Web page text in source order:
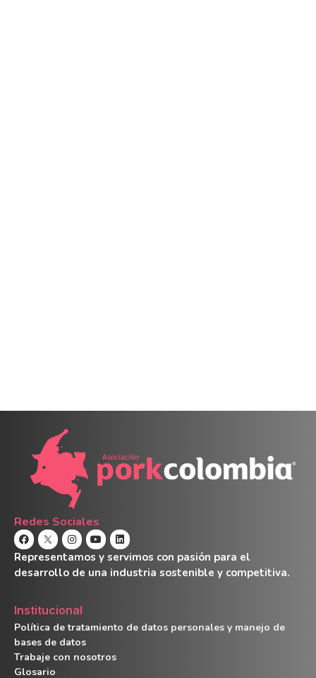
Redes Sociales
Representamos y servimos con pasión para el
desarrollo de una industria sostenible y competitiva.
Institucional
Política de tratamiento de datos personales y manejo de
bases de datos
Trabaje con nosotros
Glosario